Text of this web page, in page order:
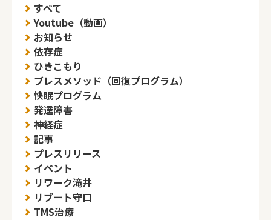
すべて
Youtube（動画）
お知らせ
依存症
ひきこもり
ブレスメソッド（回復プログラム）
快眠プログラム
発達障害
神経症
記事
プレスリリース
イベント
リワーク滝井
リブート守口
TMS治療